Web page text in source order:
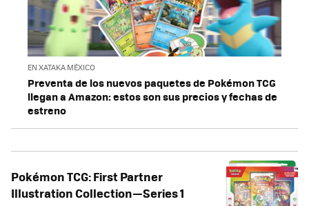
EN XATAKA MÉXICO
Preventa de los nuevos paquetes de Pokémon TCG
llegan a Amazon: estos son sus precios y fechas de
estreno
Pokémon TCG: First Partner
Illustration Collection—Series 1